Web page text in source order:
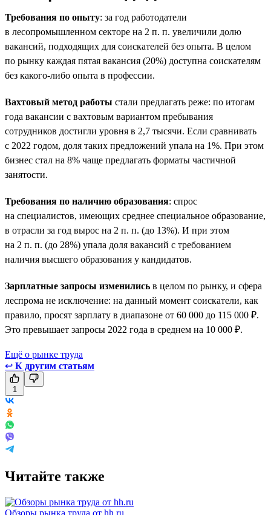
Требования по опыту: за год работодатели
в лесопромышленном секторе на 2 п. п. увеличили долю
вакансий, подходящих для соискателей без опыта. В целом
по рынку каждая пятая вакансия (20%) доступна соискателям
без какого-либо опыта в профессии.
Вахтовый метод работы стали предлагать реже: по итогам
года вакансии с вахтовым вариантом пребывания
сотрудников достигли уровня в 2,7 тысячи. Если сравнивать
с 2022 годом, доля таких предложений упала на 1%. При этом
бизнес стал на 8% чаще предлагать форматы частичной
занятости.
Требования по наличию образования: спрос
на специалистов, имеющих среднее специальное образование,
в отрасли за год вырос на 2 п. п. (до 13%). И при этом
на 2 п. п. (до 28%) упала доля вакансий с требованием
наличия высшего образования у кандидатов.
Зарплатные запросы изменились в целом по рынку, и сфера
леспрома не исключение: на данный момент соискатели, как
правило, просят зарплату в диапазоне от 60 000 до 115 000 ₽.
Это превышает запросы 2022 года в среднем на 10 000 ₽.
Ещё о рынке труда
↩ К другим статьям
1
Читайте также
Обзоры рынка труда от hh.ru